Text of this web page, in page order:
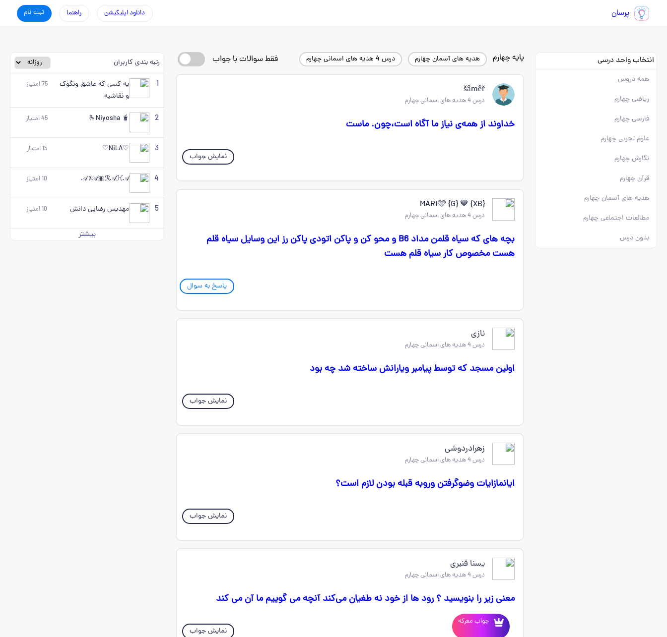
پرسان ثبت نام راهنما دانلود اپلیکیشن
انتخاب واحد درسی
همه دروس
ریاضی چهارم
فارسی چهارم
علوم تجربی چهارم
نگارش چهارم
قرآن چهارم
هدیه های آسمان چهارم
مطالعات اجتماعی چهارم
بدون درس
پایه چهارم هدیه های آسمان چهارم درس 4 هدیه های اسمانی چهارم فقط سوالات با جواب
šâmêř
درس 4 هدیه های اسمانی چهارم
خداوند از همه‌ی نیاز ما آگاه است،چون. ماست
نمایش جواب
{XB} 💙 MARi🩵 {G}
درس 4 هدیه های اسمانی چهارم
بچه های که سیاه قلمن مداد B6 و محو کن و پاکن اتودی پاکن رز این وسایل سیاه قلم
هست مخصوص کار سیاه قلم هست
پاسخ به سوال
نازی
درس 4 هدیه های اسمانی چهارم
اولین مسجد که توسط پیامبر ویارانش ساخته شد چه بود
نمایش جواب
زهرادردوشی
درس 4 هدیه های اسمانی چهارم
ایانمازایات وضوگرفتن وروبه قبله بودن لازم است؟
نمایش جواب
یسنا قنبری
درس 4 هدیه های اسمانی چهارم
معنی زیر را بنویسید ؟ رود ها از خود نه طغیان می‌کند آنچه می گوییم ما آن می کند
جواب معرکه
نمایش جواب
رتبه بندی کاربران
1
یه کسی که عاشق ونگوک
و نقاشیه
75امتیاز
2
🫰Niyosha 🧋
45امتیاز
3
♡NiLA♡
15امتیاز
4
𝒜𝒱𝒜🎀ℛ𝒜ℋ𝒜
10امتیاز
5 مهدیس رضایی دانش 10امتیاز
بیشتر